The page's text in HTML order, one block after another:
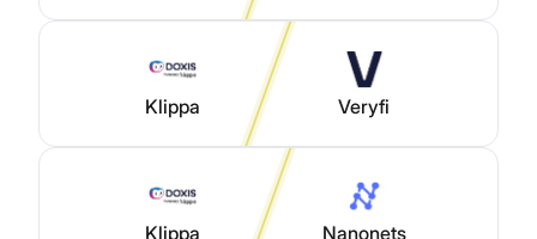
Klippa Veryfi
Klippa Nanonets